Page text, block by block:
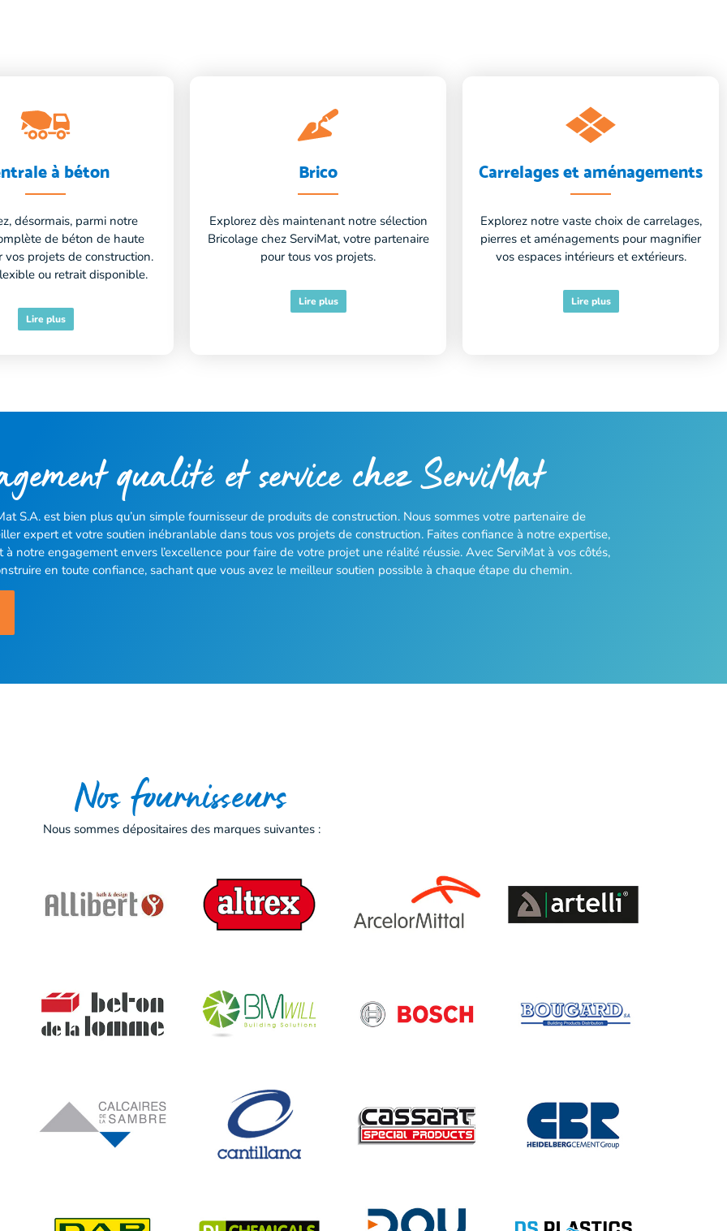
à béton
désormais, parmi notre
de béton de haute
vos projets de construction.
ou retrait disponible.
Lire plus
Brico
Explorez dès maintenant notre sélection
Bricolage chez ServiMat, votre partenaire
pour tous vos projets.
Lire plus
Carrelages et aménagements
Explorez notre vaste choix de carrelages,
pierres et aménagements pour magnifier
vos espaces intérieurs et extérieurs.
Lire plus
qualité et service chez ServiMat
S.A. est bien plus qu’un simple fournisseur de produits de construction. Nous sommes votre partenaire de
expert et votre soutien inébranlable dans tous vos projets de construction. Faites confiance à notre expertise,
notre engagement envers l’excellence pour faire de votre projet une réalité réussie. Avec ServiMat à vos côtés,
en toute confiance, sachant que vous avez le meilleur soutien possible à chaque étape du chemin.
Nos fournisseurs
Nous sommes dépositaires des marques suivantes :